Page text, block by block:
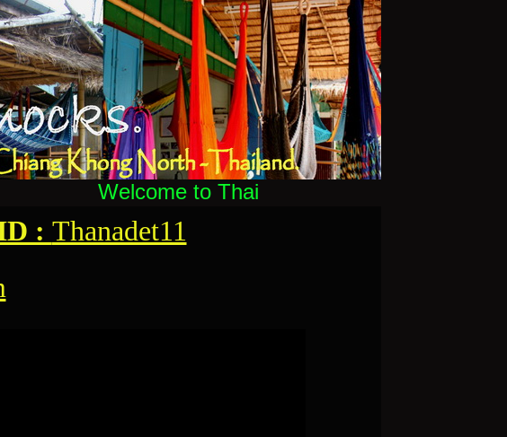
Welcome to Thai - Hammocks, the original
: Thanadet11